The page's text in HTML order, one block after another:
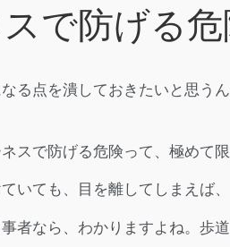
で防げる
る点を潰しておきたいと思う
スで防げる危険って、極めて限
いても、目を離してしまえば
者なら、わかりますよね。歩